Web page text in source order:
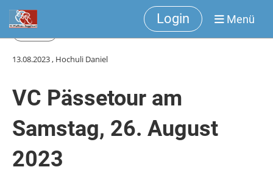
Login Menü
13.08.2023, Hochuli Daniel
VC Pässetour am
Samstag, 26. August
2023